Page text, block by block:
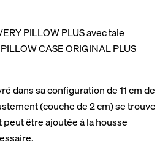
PILLOW PLUS avec taie
CASE ORIGINAL PLUS
dans sa configuration de 11 cm de
(couche de 2 cm) se trouve
être ajoutée à la housse